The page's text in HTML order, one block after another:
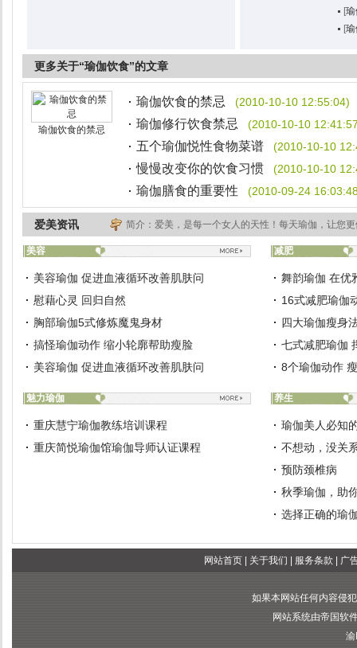
[
[
更多关于“瑜伽饮食”的文章
瑜伽饮食的禁忌
瑜伽饮食的禁忌 (2010-10-10 12:55:04)
瑜伽修行饮食禁忌 (2010-10-10
五个瑜伽悦性食物菜谱 (2010-10-10
慢慢改变你的饮食习惯 (2010-10-10
瑜伽膳食的重要性 (2010-09-24
爱美资讯 简介：爱美，是每一个女人的天性！每天瑜伽，让您
美容
美容瑜伽 促进血液循环改善肌肤问
慰藉心灵 回归自然
胸部瑜伽5式修炼魔鬼身材
搞怪瑜伽动作 缩小轮廓帮助瘦脸
美容瑜伽 促进血液循环改善肌肤问
减肥
舞韵瑜伽 在优
16式减肥瑜伽
四大瑜伽瘦身
七式减肥瑜伽
8个瑜伽动作
魅力瑜伽
重庆慧宁瑜伽教练培训课程
重庆简悦瑜伽馆瑜伽导师认证课程
养生
瑜伽美人必知
不想动，没关
预防颈椎病
秋季瑜伽，助
选择正确的瑜
网站首页| 关于我们 服务条款 广
如果本网站任何内容侵
网站系统由帝国软